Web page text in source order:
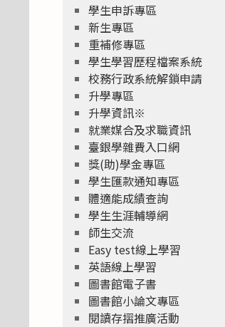
學生申訴專區
新生專區
重補修專區
學生學習歷程檔案系統
校務行政系統解鎖申請
升學專區
升學資訊※
就業媒合及求職資訊
臺銀學雜費入口網
獎(助)學金專區
學生匯款通知專區
體適能成績查詢
學生生涯輔導網
師生交流
Easy test線上學習
英語線上學習
圖書館電子書
圖書館小論文專區
閱讀存摺推廣活動